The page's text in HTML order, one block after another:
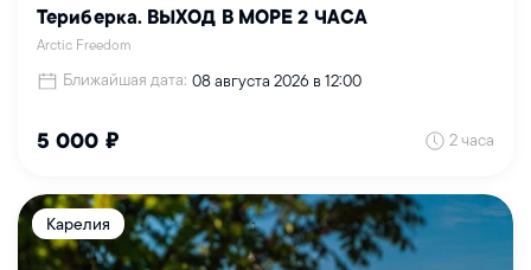
Териберка. ВЫХОД В МОРЕ 2 ЧАСА
Arctic Freedom
Ближайшая дата: 08 августа 2026 в 12:00
5 000 ₽ 2 часа
Карелия